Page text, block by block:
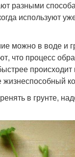
разными
используют
можно в воде и
что процесс
жизнеспособный
в грунте,